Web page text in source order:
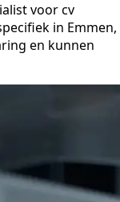
voor cv
in Emmen,
en kunnen